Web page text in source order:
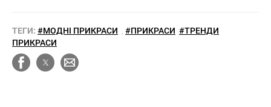
ТЕГИ: #МОДНІ ПРИКРАСИ #ПРИКРАСИ #ТРЕНДИ
ПРИКРАСИ